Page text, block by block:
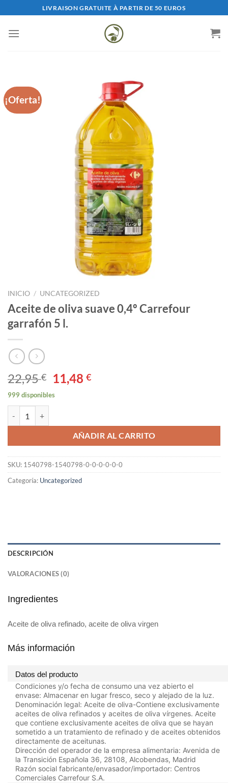
al
contenido
LIVRAISON GRATUITE À PARTIR DE 50 EUROS
¡Oferta!
INICIO / UNCATEGORIZED
Aceite de oliva suave 0,4º Carrefour
garrafón 5 l.
22,95€
El
precio
original
22,95 €.
11,48€El
11,48 €.
999 disponibles
AÑADIR AL CARRITO
SKU: 1540798-1540798-0-0-0-0-0-0
Categoría: Uncategorized
DESCRIPCIÓN
VALORACIONES (0)
Ingredientes
Aceite de oliva refinado, aceite de oliva virgen
Más información
Datos del producto
Condiciones y/o fecha de consumo una vez abierto el
envase: Almacenar en lugar fresco, seco y alejado de la luz.
Denominación legal: Aceite de oliva-Contiene exclusivamente
aceites de oliva refinados y aceites de oliva vírgenes. Aceite
que contiene exclusivamente aceites de oliva que se hayan
sometido a un tratamiento de refinado y de aceites obtenidos
directamente de aceitunas.
Dirección del operador de la empresa alimentaria: Avenida de
la Transición Española 36, 28108, Alcobendas, Madrid
Razón social fabricante/envasador/importador: Centros
Comerciales Carrefour S.A.